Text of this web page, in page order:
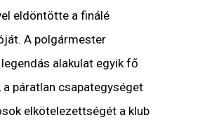
eldöntötte a finálé
A polgármester
alakulat egyik fő
a páratlan csapategységet
elkötelezettségét a klub